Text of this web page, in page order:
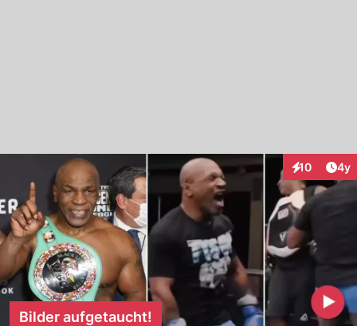
10 4y
Bilder aufgetaucht!